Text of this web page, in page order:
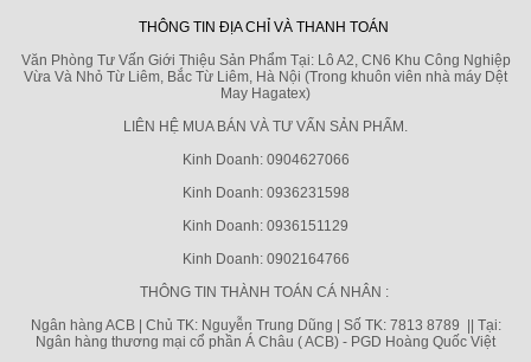
THÔNG TIN ĐỊA CHỈ VÀ THANH TOÁN
Văn Phòng Tư Vấn Giới Thiệu Sản Phẩm Tại: Lô A2, CN6 Khu Công Nghiệp
Vừa Và Nhỏ Từ Liêm, Bắc Từ Liêm, Hà Nội (Trong khuôn viên nhà máy Dệt
May Hagatex)
LIÊN HỆ MUA BÁN VÀ TƯ VẤN SẢN PHẨM.
Kinh Doanh: 0904627066
Kinh Doanh: 0936231598
Kinh Doanh: 0936151129
Kinh Doanh: 0902164766
THÔNG TIN THÀNH TOÁN CÁ NHÂN :
Ngân hàng ACB | Chủ TK: Nguyễn Trung Dũng | Số TK: 7813 8789 || Tại:
Ngân hàng thương mại cổ phần Á Châu ( ACB) - PGD Hoàng Quốc Việt